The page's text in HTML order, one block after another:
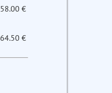
58.00 €
64.50 €